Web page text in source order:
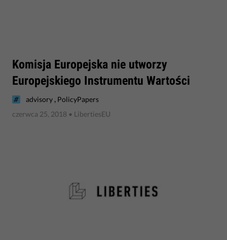
​Komisja Europejska nie utworzy
Europejskiego Instrumentu Wartości
advisory , PolicyPapers
czerwca 25, 2018 • LibertiesEU